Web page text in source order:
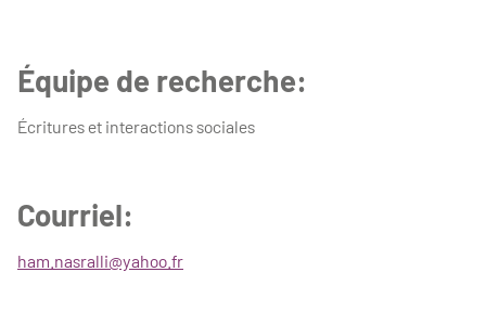
Équipe de recherche:
Écritures et interactions sociales
Courriel:
ham.nasralli@yahoo.fr